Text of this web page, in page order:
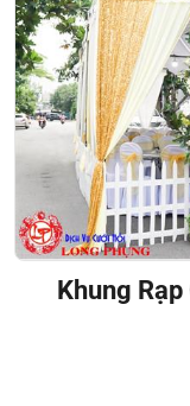
Khung